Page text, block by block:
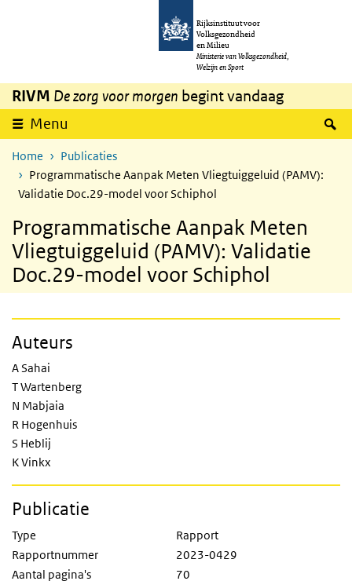
Overslaan en naar de inhoud gaan
Rijksinstituut voor
Volksgezondheid
en Milieu
Ministerie van Volksgezondheid,
Welzijn en Sport
RIVM De zorg voor morgen begint vandaag
Menu
Home
Publicaties
Programmatische Aanpak Meten Vliegtuiggeluid (PAMV):
Validatie Doc.29-model voor Schiphol
Programmatische Aanpak Meten
Vliegtuiggeluid (PAMV): Validatie
Doc.29-model voor Schiphol
Auteurs
A Sahai
T Wartenberg
N Mabjaia
R Hogenhuis
S Heblij
K Vinkx
Publicatie
Type
Rapport
Rapportnummer
2023-0429
Aantal pagina's
70